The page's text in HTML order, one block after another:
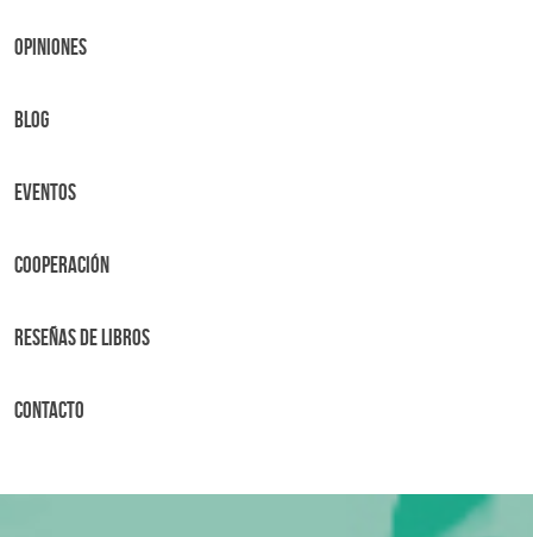
OPINIONES
BLOG
Eventos
Cooperación
Reseñas de libros
Contacto